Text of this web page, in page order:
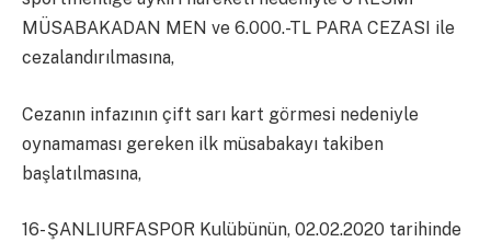
MÜSABAKADAN MEN ve 6.000.-TL PARA CEZASI ile
cezalandırılmasına,
Cezanın infazının çift sarı kart görmesi nedeniyle
oynamaması gereken ilk müsabakayı takiben
başlatılmasına,
16- ŞANLIURFASPOR Kulübünün, 02.02.2020 tarihinde